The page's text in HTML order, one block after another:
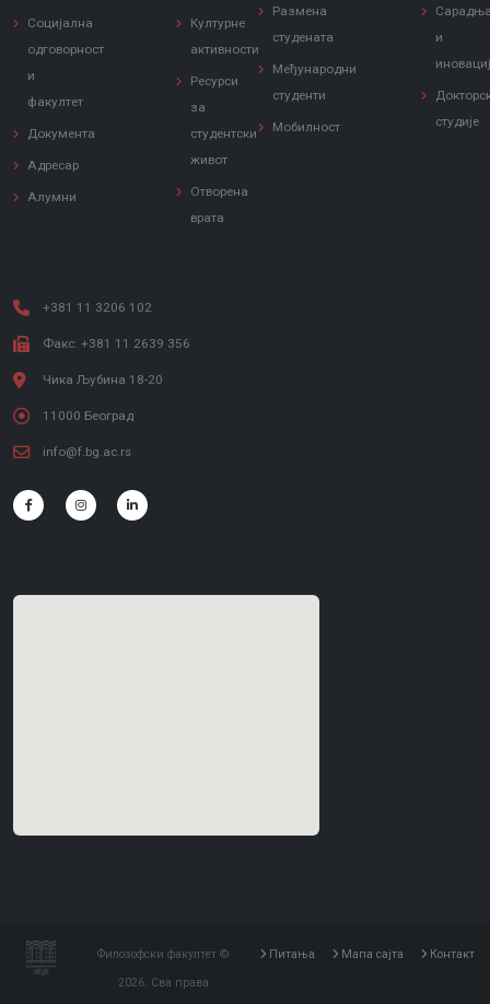
Социјална
одговорност
и
факултет
Документа
Адресар
Алумни
Културне
активности
Ресурси
за
студентски
живот
Отворена
врата
Размена
студената
Међународни
студенти
Мобилност
и
студије
+381 11 3206 102
Факс: +381 11 2639 356
Чика Љубина 18-20
11000 Београд
info@f.bg.ac.rs
Филозофски факултет ©
2026. Сва права
Питања Мапа сајта Контакт